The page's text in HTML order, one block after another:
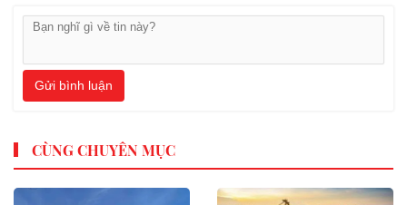
Gửi bình luận
CÙNG CHUYÊN MỤC